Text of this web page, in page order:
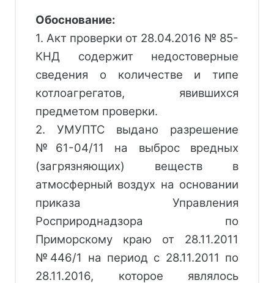
Обоснование:
1. Акт проверки от 28.04.2016 № 85-
КНД содержит недостоверные
сведения о количестве и типе
котлоагрегатов, явившихся
предметом проверки.
2. УМУПТС выдано разрешение
№61-04/11 на выброс вредных
(загрязняющих) веществ в
атмосферный воздух на основании
приказа Управления
Росприроднадзора по
Приморскому краю от 28.11.2011
№446/1 на период с 28.11.2011 по
28.11.2016, которое являлось